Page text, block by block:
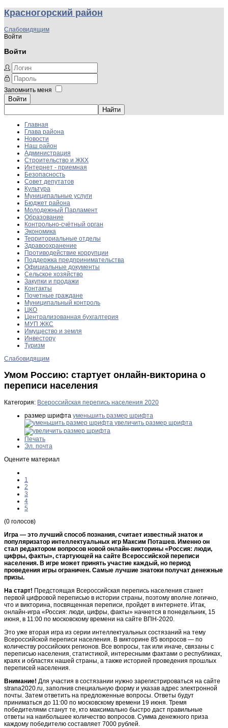
Красногорский район
Слабовидящим
Войти
Войти
Запомнить меня
Войти
Главная
Глава района
Новости
Наш район
Администрация
Строительство и ЖКХ
Интернет - приемная
Безопасность
Совет депутатов
Культура
Муниципальные услуги
Бюджет района
Молодежный Парламент
Образование
Контрольно-счётный орган
Экономика
Территориальные отделы
Здравоохранение
Противодействие коррупции
Поддержка предпринимательства
Официальные документы
Сельское хозяйство
Закупки и продажи
Контакты
Почетные граждане
Муниципальный контроль
ЦКО
Централизованная бухгалтерия
МУП ЖКС
Имущество и земля
Инвестору
Туризм
Слабовидящим
Умом Россию: стартует онлайн-викторина о
переписи населения
Категория: Всероссийская перепись населения 2020
размер шрифта уменьшить размер шрифта
увеличить размер шрифта
Печать
Эл. почта
Оцените материал
1
2
3
4
5
(0 голосов)
Игра — это лучший способ познания, считает известный знаток и
популяризатор интеллектуальных игр Максим Поташев. Именно он
стал редактором вопросов новой онлайн-викторины «Россия: люди,
цифры, факты», стартующей на сайте Всероссийской переписи
населения. В игре может принять участие каждый, но период
проведения игры ограничен. Самые лучшие знатоки получат денежные
призы.
На старт! Предстоящая Всероссийская перепись населения станет
первой цифровой переписью в истории страны, поэтому вполне логично,
что и викторина, посвященная переписи, пройдет в интернете. Итак,
онлайн-игра «Россия: люди, цифры, факты» начнется в понедельник, 15
июня, в 11:00 по московскому времени на сайте ВПН-2020.
Это уже вторая игра из серии интеллектуальных состязаний на тему
Всероссийской переписи населения. В викторине 85 вопросов — по
количеству российских регионов. Все вопросы, так или иначе, связаны с
переписью населения, статистикой, интересными фактами о республиках,
краях и областях нашей страны, а также историей проведения прошлых
переписей населения.
Внимание! Для участия в состязании нужно зарегистрироваться на сайте
strana2020.ru, заполнив специальную форму и указав адрес электронной
почты. Затем ответить на предложенные вопросы. Ответы будут
приниматься до 11:00 по московскому времени 19 июня. Тремя
победителями станут те, кто максимально быстро даст правильные
ответы на наибольшее количество вопросов. Сумма денежного приза
каждому победителю составляет 7000 рублей.